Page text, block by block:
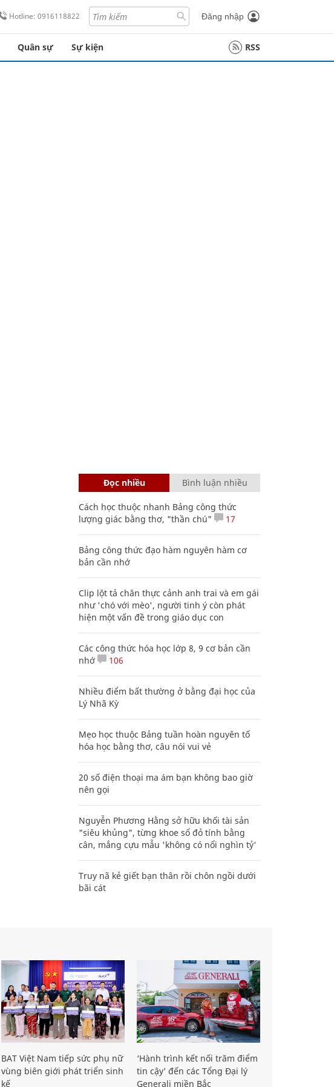
Hotline: 0916118822 Đăng nhập
Quân sự Sự kiện RSS
Đọc nhiều Bình luận nhiều
Cách học thuộc nhanh Bảng công thức
lượng giác bằng thơ, "thần chú"
17
Bảng công thức đạo hàm nguyên hàm cơ
bản cần nhớ
Clip lột tả chân thực cảnh anh trai và em gái
như 'chó với mèo', người tinh ý còn phát
hiện một vấn đề trong giáo dục con
Các công thức hóa học lớp 8, 9 cơ bản cần
nhớ
106
Nhiều điểm bất thường ở bằng đại học của
Lý Nhã Kỳ
Mẹo học thuộc Bảng tuần hoàn nguyên tố
hóa học bằng thơ, câu nói vui vẻ
20 số điện thoại ma ám bạn không bao giờ
nên gọi
Nguyễn Phương Hằng sở hữu khối tài sản
"siêu khủng", từng khoe sổ đỏ tính bằng
cân, mắng cựu mẫu 'không có nổi nghìn tỷ'
Truy nã kẻ giết bạn thân rồi chôn ngồi dưới
bãi cát
BAT Việt Nam tiếp sức phụ nữ
vùng biên giới phát triển sinh
kế
‘Hành trình kết nối trăm điểm
tin cậy’ đến các Tổng Đại lý
Generali miền Bắc